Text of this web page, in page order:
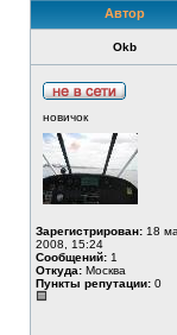
Автор
Okb
новичок
Зарегистрирован: 18
2008, 15:24
Сообщений: 1
Откуда: Москва
Пункты репутации: 0